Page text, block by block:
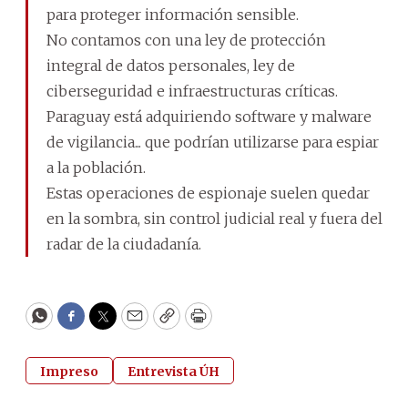
para proteger información sensible.
No contamos con una ley de protección
integral de datos personales, ley de
ciberseguridad e infraestructuras críticas.
Paraguay está adquiriendo software y malware
de vigilancia... que podrían utilizarse para espiar
a la población.
Estas operaciones de espionaje suelen quedar
en la sombra, sin control judicial real y fuera del
radar de la ciudadanía.
WhatsApp
Facebook
Twitter
EmailCopyPrint
Impreso Entrevista ÚH